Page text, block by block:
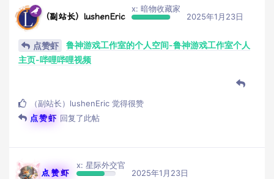
（副站长）lushenEric
x: 暗物收藏家
2025年1月23日
点赞虾
鲁神游戏工作室的个人空间-鲁神游戏工作室个人
主页-哔哩哔哩视频
（副站长）lushenEric 觉得很赞
点赞虾 回复了此帖
点赞虾
x: 星际外交官
2025年1月23日